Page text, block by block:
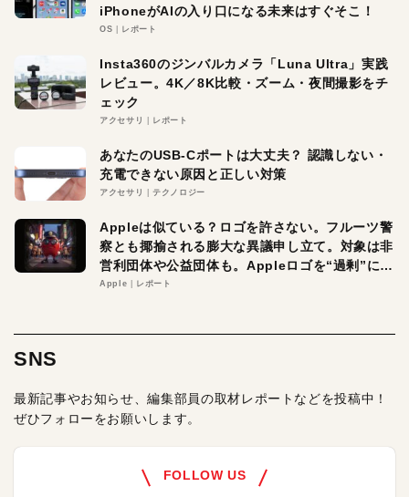
iPhoneがAIの入り口になる未来はすぐそこ！
OS レポート
Insta360のジンバルカメラ「Luna Ultra」実践
レビュー。4K／8K比較・ズーム・夜間撮影をチ
ェック
アクセサリ レポート
あなたのUSB-Cポートは大丈夫？ 認識しない・
充電できない原因と正しい対策
アクセサリ テクノロジー
Appleは似ている？ロゴを許さない。フルーツ警
察とも揶揄される膨大な異議申し立て。対象は非
営利団体や公益団体も。Appleロゴを“過剰”に守
る理由とは
Apple レポート
SNS
最新記事やお知らせ、編集部員の取材レポートなどを投稿中！
ぜひフォローをお願いします。
FOLLOW US